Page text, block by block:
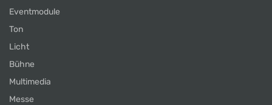
Eventmodule
Ton
Licht
Bühne
Multimedia
Messe